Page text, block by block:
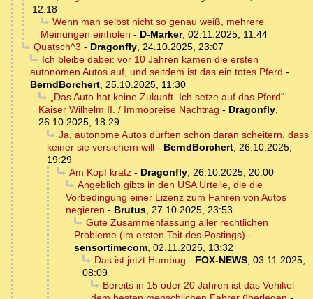
12:18
Wenn man selbst nicht so genau weiß, mehrere
Meinungen einholen - D-Marker, 02.11.2025, 11:44
Quatsch^3 - Dragonfly, 24.10.2025, 23:07
Ich bleibe dabei: vor 10 Jahren kamen die ersten
autonomen Autos auf, und seitdem ist das ein totes Pferd -
BerndBorchert, 25.10.2025, 11:30
„Das Auto hat keine Zukunft. Ich setze auf das Pferd“
Kaiser Wilhelm II. / Immopreise Nachtrag - Dragonfly,
26.10.2025, 18:29
Ja, autonome Autos dürften schon daran scheitern, dass
keiner sie versichern will - BerndBorchert, 26.10.2025,
19:29
Am Kopf kratz- Dragonfly, 26.10.2025, 20:00
Angeblich gibts in den USA Urteile, die die
Vorbedingung einer Lizenz zum Fahren von Autos
negieren - Brutus, 27.10.2025, 23:53
Gute Zusammenfassung aller rechtlichen
Probleme (im ersten Teit des Postings) -
sensortimecom, 02.11.2025, 13:32
Das ist jetzt Humbug - FOX-NEWS, 03.11.2025,
08:09
Bereits in 15 oder 20 Jahren ist das Vehikel